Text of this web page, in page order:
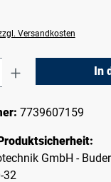
Versandkosten
Gib In
7739607159
GmbH -
32